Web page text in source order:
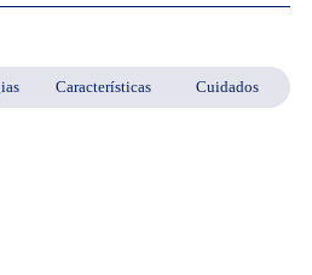
Características Cuidados